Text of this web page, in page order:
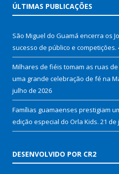
ÚLTIMAS PUBLICAÇÕES
São Miguel do Guamá encerra os
sucesso de público e competições.
Milhares de fiéis tomam as ruas
uma grande celebração de fé na
julho de 2026
Famílias guamaenses prestigiam
edição especial do Orla Kids. 21 de
DESENVOLVIDO POR CR2